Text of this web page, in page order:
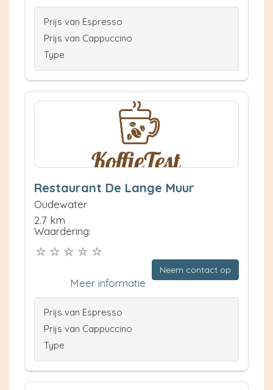
Prijs van Espresso
Prijs van Cappuccino
Type
Restaurant De Lange Muur
Oudewater
2.7 km
Waardering:
Neem contact op
Meer informatie
Prijs van Espresso
Prijs van Cappuccino
Type